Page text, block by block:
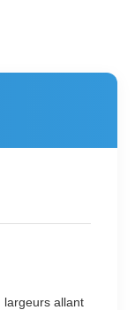
largeurs allant